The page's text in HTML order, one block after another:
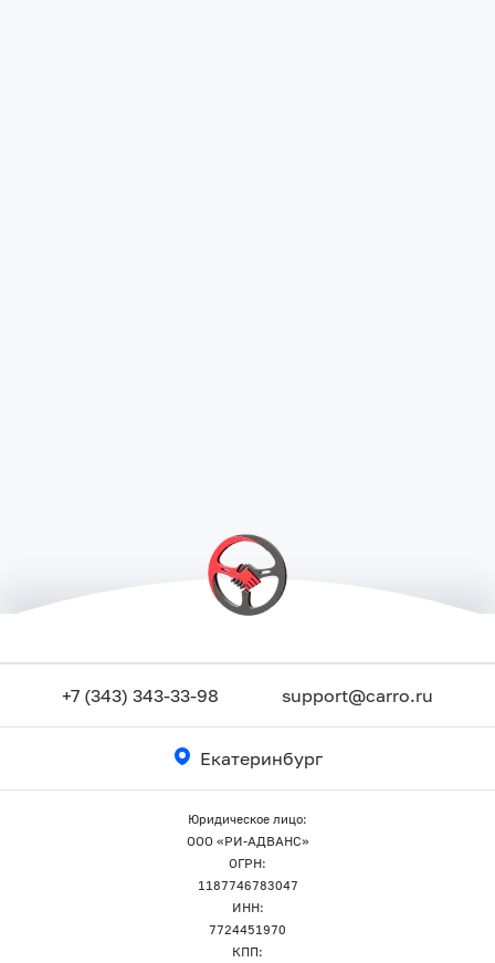
+7 (343) 343-33-98 support@carro.ru
Екатеринбург
Юридическое лицо:
ООО «РИ-АДВАНС»
ОГРН:
1187746783047
ИНН:
7724451970
КПП: